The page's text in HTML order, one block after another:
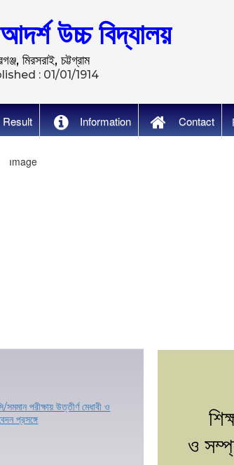
উচ্চ বিদ্যালয়
মিরসরাই, চট্টগ্রাম
: 01/01/1914
Result Information Contact
পরীক্ষায় উত্তীর্ণ মেধাবী ও
প্রসঙ্গে
ও